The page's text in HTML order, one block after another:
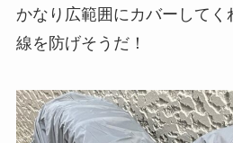
かなり広範囲にカバーして
線を防げそうだ！